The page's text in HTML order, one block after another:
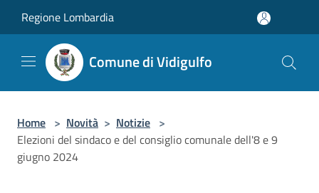
Regione Lombardia
Comune di Vidigulfo
Home > Novità > Notizie >
Elezioni del sindaco e del consiglio comunale dell'8 e 9
giugno 2024